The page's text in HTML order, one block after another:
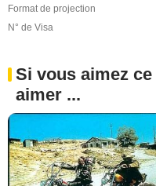
Format de projection
N° de Visa
Si vous aimez
aimer ...